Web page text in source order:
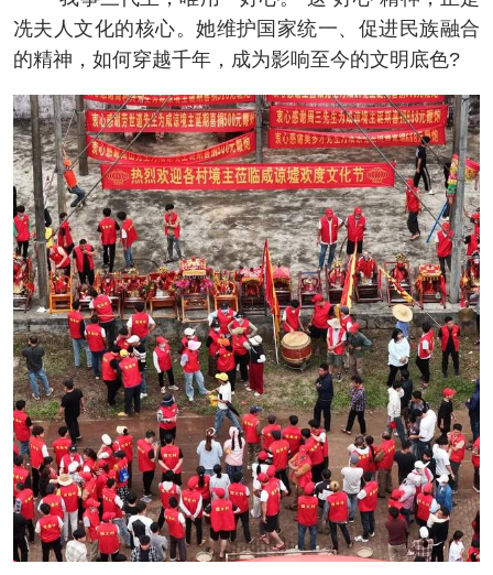
冼夫人文化的核心。她维护国家统一、促进民族融合
的精神，如何穿越千年，成为影响至今的文明底色?